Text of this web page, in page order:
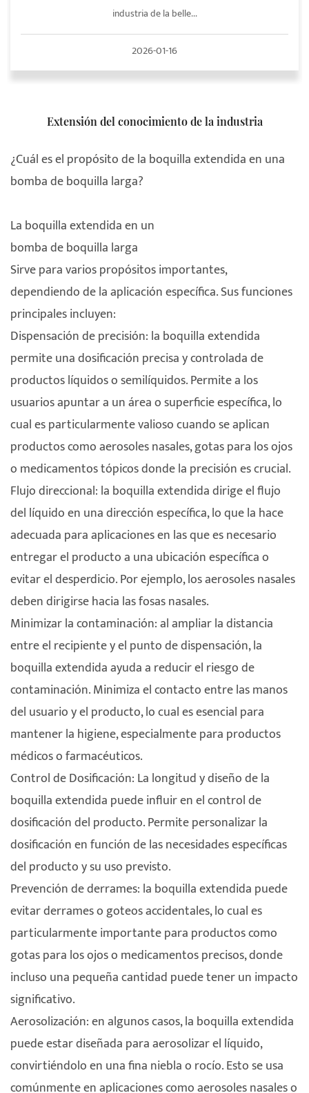
industria de la belle...
2026-01-16
Extensión del conocimiento de la industria
¿Cuál es el propósito de la boquilla extendida en una
bomba de boquilla larga?
La boquilla extendida en un
bomba de boquilla larga
Sirve para varios propósitos importantes,
dependiendo de la aplicación específica. Sus funciones
principales incluyen:
Dispensación de precisión: la boquilla extendida
permite una dosificación precisa y controlada de
productos líquidos o semilíquidos. Permite a los
usuarios apuntar a un área o superficie específica, lo
cual es particularmente valioso cuando se aplican
productos como aerosoles nasales, gotas para los ojos
o medicamentos tópicos donde la precisión es crucial.
Flujo direccional: la boquilla extendida dirige el flujo
del líquido en una dirección específica, lo que la hace
adecuada para aplicaciones en las que es necesario
entregar el producto a una ubicación específica o
evitar el desperdicio. Por ejemplo, los aerosoles nasales
deben dirigirse hacia las fosas nasales.
Minimizar la contaminación: al ampliar la distancia
entre el recipiente y el punto de dispensación, la
boquilla extendida ayuda a reducir el riesgo de
contaminación. Minimiza el contacto entre las manos
del usuario y el producto, lo cual es esencial para
mantener la higiene, especialmente para productos
médicos o farmacéuticos.
Control de Dosificación: La longitud y diseño de la
boquilla extendida puede influir en el control de
dosificación del producto. Permite personalizar la
dosificación en función de las necesidades específicas
del producto y su uso previsto.
Prevención de derrames: la boquilla extendida puede
evitar derrames o goteos accidentales, lo cual es
particularmente importante para productos como
gotas para los ojos o medicamentos precisos, donde
incluso una pequeña cantidad puede tener un impacto
significativo.
Aerosolización: en algunos casos, la boquilla extendida
puede estar diseñada para aerosolizar el líquido,
convirtiéndolo en una fina niebla o rocío. Esto se usa
comúnmente en aplicaciones como aerosoles nasales o